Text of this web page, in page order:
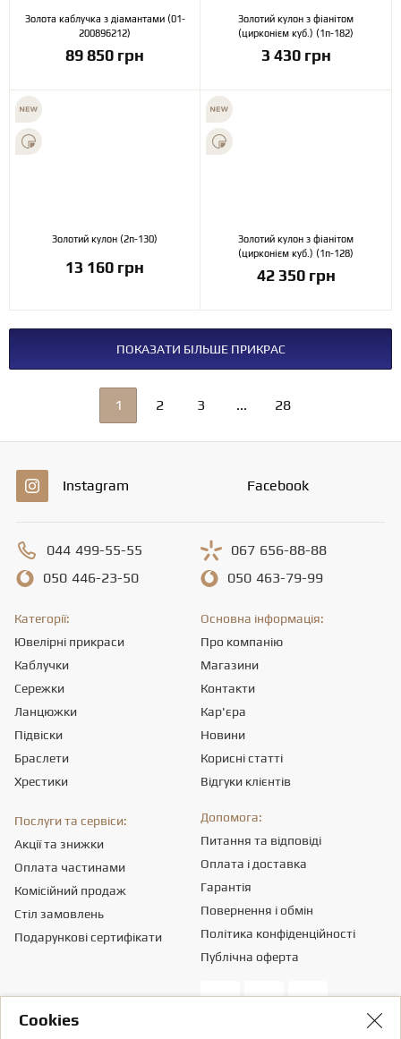
Золота каблучка з діамантами (01-
200896212)
89 850 грн
Золотий кулон з фіанітом
(цирконієм куб.) (1п-182)
3 430 грн
Золотий кулон (2п-130)
13 160 грн
Золотий кулон з фіанітом
(цирконієм куб.) (1п-128)
42 350 грн
ПОКАЗАТИ БІЛЬШЕ ПРИКРАС
1 2 3 ... 28
Instagram Facebook
044 499-55-55
050 446-23-50
067 656-88-88
050 463-79-99
Категорії:
Ювелірні прикраси
Каблучки
Сережки
Ланцюжки
Підвіски
Браслети
Хрестики
Основна інформація:
Про компанію
Магазини
Контакти
Кар'єра
Новини
Корисні статті
Відгуки клієнтів
Послуги та сервіси:
Акції та знижки
Оплата частинами
Комісійний продаж
Стіл замовлень
Подарункові сертифікати
Допомога:
Питання та відповіді
Оплата і доставка
Гарантія
Повернення і обмін
Політика конфіденційності
Публічна оферта
Сookies